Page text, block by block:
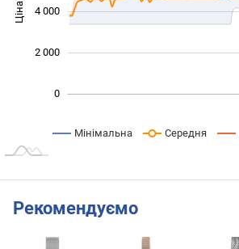
Ціна 1 000
0
2 000
4 000
Мінімальна Середня
Рекомендуємо